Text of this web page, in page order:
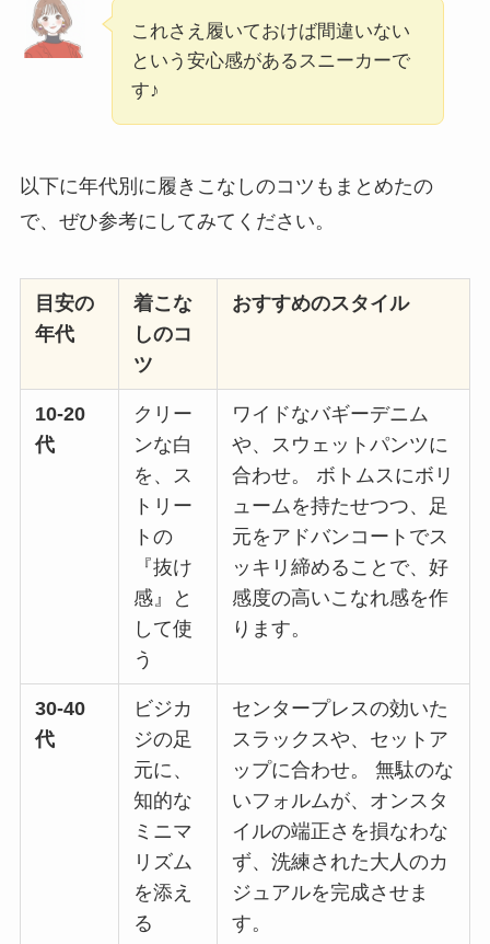
これさえ履いておけば間違いない
という安心感があるスニーカーで
す♪
以下に年代別に履きこなしのコツもまとめたの
で、ぜひ参考にしてみてください。
目安の
年代
着こな
しのコ
ツ
おすすめのスタイル
10-20
代
クリー
ンな白
を、ス
トリー
トの
『抜け
感』と
して使
う
ワイドなバギーデニム
や、スウェットパンツに
合わせ。 ボトムスにボリ
ュームを持たせつつ、足
元をアドバンコートでス
ッキリ締めることで、好
感度の高いこなれ感を作
ります。
30-40
代
ビジカ
ジの足
元に、
知的な
ミニマ
リズム
を添え
る
センタープレスの効いた
スラックスや、セットア
ップに合わせ。 無駄のな
いフォルムが、オンスタ
イルの端正さを損なわな
ず、洗練された大人のカ
ジュアルを完成させま
す。